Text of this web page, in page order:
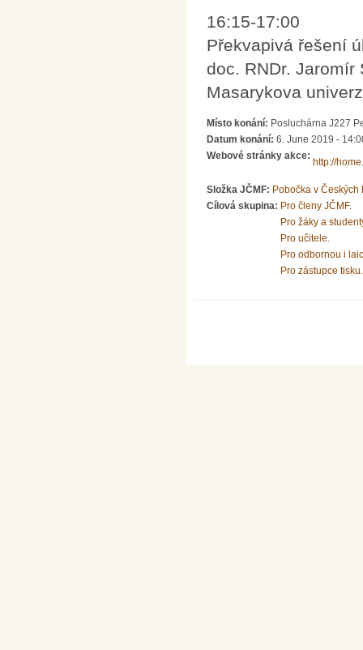
16:15-17:00
Překvapivá řešení
doc. RNDr. Jaromír
Masarykova
Místo konání: Posluchárna J227
Datum konání: 6. June 2019 -
Webové stránky akce:
http://
Složka JČMF: Pobočka v
Cílová skupina: Pro členy JČMF.
Pro žáky a
Pro učitele.
Pro odbornou i
Pro zástupce tisku.